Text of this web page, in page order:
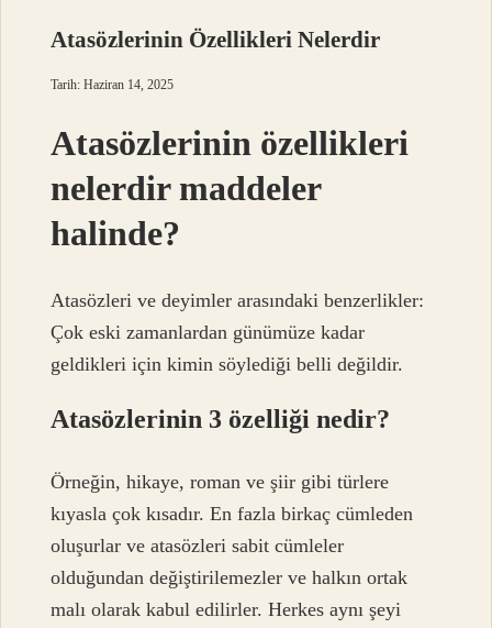
Atasözlerinin Özellikleri Nelerdir
Tarih: Haziran 14, 2025
Atasözlerinin özellikleri
nelerdir maddeler
halinde?
Atasözleri ve deyimler arasındaki benzerlikler:
Çok eski zamanlardan günümüze kadar
geldikleri için kimin söylediği belli değildir.
Atasözlerinin 3 özelliği nedir?
Örneğin, hikaye, roman ve şiir gibi türlere
kıyasla çok kısadır. En fazla birkaç cümleden
oluşurlar ve atasözleri sabit cümleler
olduğundan değiştirilemezler ve halkın ortak
malı olarak kabul edilirler. Herkes aynı şeyi